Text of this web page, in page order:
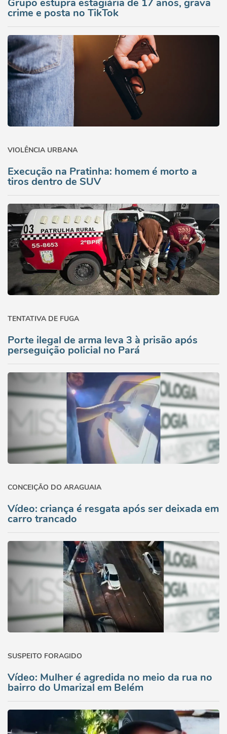
Grupo estupra estagiária de 17 anos, grava
crime e posta no TikTok
VIOLÊNCIA URBANA
Execução na Pratinha: homem é morto a
tiros dentro de SUV
TENTATIVA DE FUGA
Porte ilegal de arma leva 3 à prisão após
perseguição policial no Pará
CONCEIÇÃO DO ARAGUAIA
Vídeo: criança é resgata após ser deixada em
carro trancado
SUSPEITO FORAGIDO
Vídeo: Mulher é agredida no meio da rua no
bairro do Umarizal em Belém